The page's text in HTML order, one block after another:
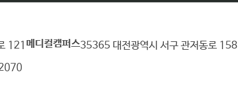
121 메디컬캠퍼스 35365 대전광역시 서구 관저동로 158